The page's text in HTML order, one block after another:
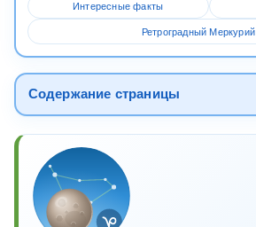
Интересные факты
Ретроградный Меркурий
Содержание страницы